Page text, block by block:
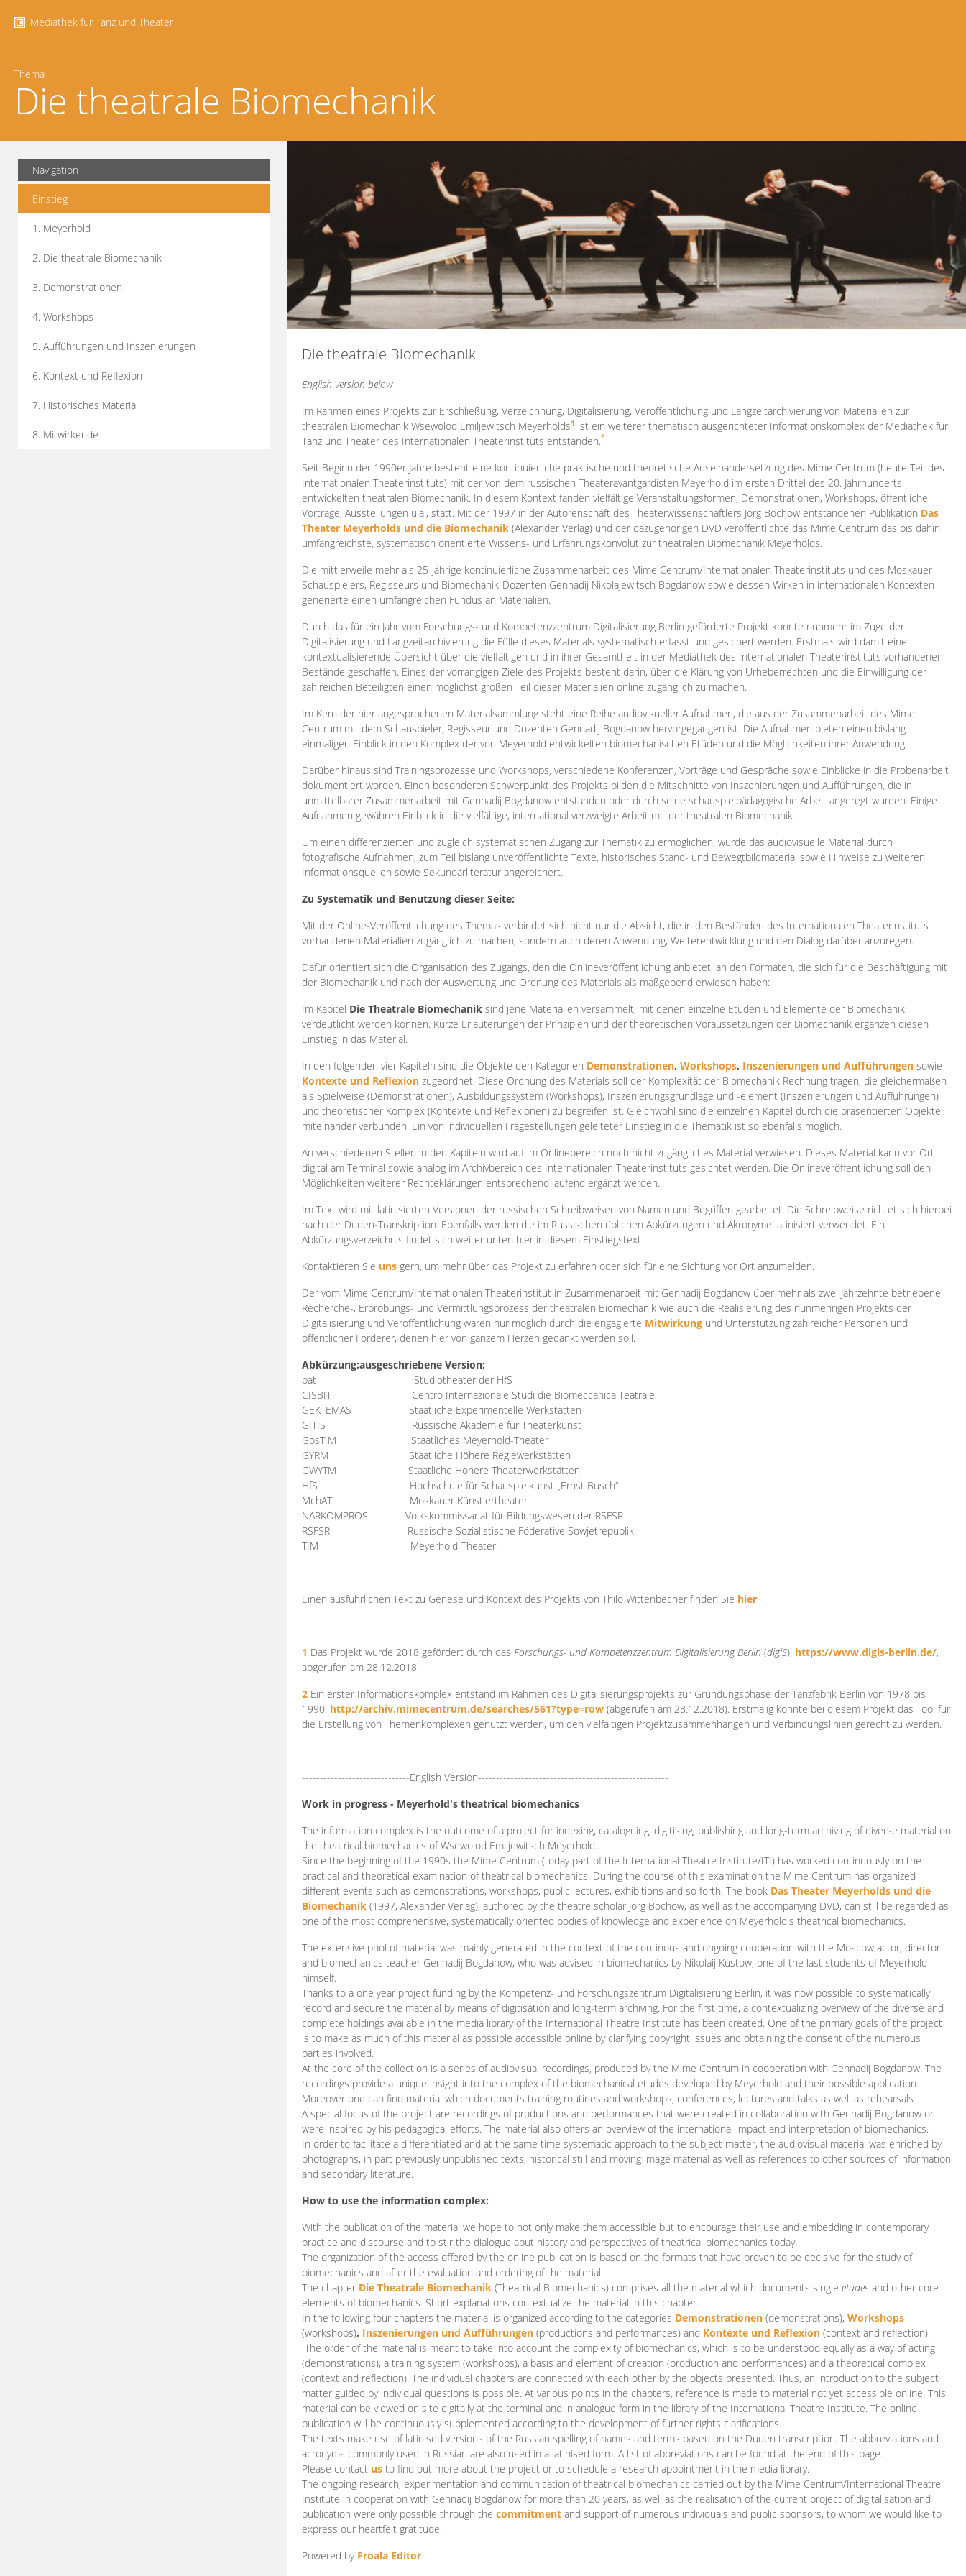
Mediathek für Tanz und Theater
Thema
Die theatrale Biomechanik
Navigation
Einstieg
1. Meyerhold
2. Die theatrale Biomechanik
3. Demonstrationen
4. Workshops
5. Aufführungen und Inszenierungen
6. Kontext und Reflexion
7. Historisches Material
8. Mitwirkende
Die theatrale Biomechanik
English version below
Im Rahmen eines Projekts zur Erschließung, Verzeichnung, Digitalisierung, Veröffentlichung und Langzeitarchivierung von Materialien zur
theatralen Biomechanik Wsewolod Emiljewitsch Meyerholds1 ist ein weiterer thematisch ausgerichteter Informationskomplex der Mediathek für
Tanz und Theater des Internationalen Theaterinstituts entstanden.2
Seit Beginn der 1990er Jahre besteht eine kontinuierliche praktische und theoretische Auseinandersetzung des Mime Centrum (heute Teil des
Internationalen Theaterinstituts) mit der von dem russischen Theateravantgardisten Meyerhold im ersten Drittel des 20. Jahrhunderts
entwickelten theatralen Biomechanik. In diesem Kontext fanden vielfältige Veranstaltungsformen, Demonstrationen, Workshops, öffentliche
Vorträge, Ausstellungen u.a., statt. Mit der 1997 in der Autorenschaft des Theaterwissenschaftlers Jörg Bochow entstandenen Publikation Das
Theater Meyerholds und die Biomechanik (Alexander Verlag) und der dazugehörigen DVD veröffentlichte das Mime Centrum das bis dahin
umfangreichste, systematisch orientierte Wissens- und Erfahrungskonvolut zur theatralen Biomechanik Meyerholds.
Die mittlerweile mehr als 25-jährige kontinuierliche Zusammenarbeit des Mime Centrum/Internationalen Theaterinstituts und des Moskauer
Schauspielers, Regisseurs und Biomechanik-Dozenten Gennadij Nikolajewitsch Bogdanow sowie dessen Wirken in internationalen Kontexten
generierte einen umfangreichen Fundus an Materialien.
Durch das für ein Jahr vom Forschungs- und Kompetenzzentrum Digitalisierung Berlin geförderte Projekt konnte nunmehr im Zuge der
Digitalisierung und Langzeitarchivierung die Fülle dieses Materials systematisch erfasst und gesichert werden. Erstmals wird damit eine
kontextualisierende Übersicht über die vielfältigen und in ihrer Gesamtheit in der Mediathek des Internationalen Theaterinstituts vorhandenen
Bestände geschaffen. Eines der vorrangigen Ziele des Projekts besteht darin, über die Klärung von Urheberrechten und die Einwilligung der
zahlreichen Beteiligten einen möglichst großen Teil dieser Materialien online zugänglich zu machen.
Im Kern der hier angesprochenen Materialsammlung steht eine Reihe audiovisueller Aufnahmen, die aus der Zusammenarbeit des Mime
Centrum mit dem Schauspieler, Regisseur und Dozenten Gennadij Bogdanow hervorgegangen ist. Die Aufnahmen bieten einen bislang
einmaligen Einblick in den Komplex der von Meyerhold entwickelten biomechanischen Etüden und die Möglichkeiten ihrer Anwendung.
Darüber hinaus sind Trainingsprozesse und Workshops, verschiedene Konferenzen, Vorträge und Gespräche sowie Einblicke in die Probenarbeit
dokumentiert worden. Einen besonderen Schwerpunkt des Projekts bilden die Mitschnitte von Inszenierungen und Aufführungen, die in
unmittelbarer Zusammenarbeit mit Gennadij Bogdanow entstanden oder durch seine schauspielpädagogische Arbeit angeregt wurden. Einige
Aufnahmen gewähren Einblick in die vielfältige, international verzweigte Arbeit mit der theatralen Biomechanik.
Um einen differenzierten und zugleich systematischen Zugang zur Thematik zu ermöglichen, wurde das audiovisuelle Material durch
fotografische Aufnahmen, zum Teil bislang unveröffentlichte Texte, historisches Stand- und Bewegtbildmaterial sowie Hinweise zu weiteren
Informationsquellen sowie Sekundärliteratur angereichert.
Zu Systematik und Benutzung dieser Seite:
Mit der Online-Veröffentlichung des Themas verbindet sich nicht nur die Absicht, die in den Beständen des Internationalen Theaterinstituts
vorhandenen Materialien zugänglich zu machen, sondern auch deren Anwendung, Weiterentwicklung und den Dialog darüber anzuregen.
Dafür orientiert sich die Organisation des Zugangs, den die Onlineveröffentlichung anbietet, an den Formaten, die sich für die Beschäftigung mit
der Biomechanik und nach der Auswertung und Ordnung des Materials als maßgebend erwiesen haben:
Im Kapitel Die Theatrale Biomechanik sind jene Materialien versammelt, mit denen einzelne Etüden und Elemente der Biomechanik
verdeutlicht werden können. Kurze Erläuterungen der Prinzipien und der theoretischen Voraussetzungen der Biomechanik ergänzen diesen
Einstieg in das Material.
In den folgenden vier Kapiteln sind die Objekte den Kategorien Demonstrationen, Workshops, Inszenierungen und Aufführungen sowie
Kontexte und Reflexion zugeordnet. Diese Ordnung des Materials soll der Komplexität der Biomechanik Rechnung tragen, die gleichermaßen
als Spielweise (Demonstrationen), Ausbildungssystem (Workshops), Inszenierungsgrundlage und -element (Inszenierungen und Aufführungen)
und theoretischer Komplex (Kontexte und Reflexionen) zu begreifen ist. Gleichwohl sind die einzelnen Kapitel durch die präsentierten Objekte
miteinander verbunden. Ein von individuellen Fragestellungen geleiteter Einstieg in die Thematik ist so ebenfalls möglich.
An verschiedenen Stellen in den Kapiteln wird auf im Onlinebereich noch nicht zugängliches Material verwiesen. Dieses Material kann vor Ort
digital am Terminal sowie analog im Archivbereich des Internationalen Theaterinstituts gesichtet werden. Die Onlineveröffentlichung soll den
Möglichkeiten weiterer Rechteklärungen entsprechend laufend ergänzt werden.
Im Text wird mit latinisierten Versionen der russischen Schreibweisen von Namen und Begriffen gearbeitet. Die Schreibweise richtet sich hierbei
nach der Duden-Transkription. Ebenfalls werden die im Russischen üblichen Abkürzungen und Akronyme latinisiert verwendet. Ein
Abkürzungsverzeichnis findet sich weiter unten hier in diesem Einstiegstext
Kontaktieren Sie uns gern, um mehr über das Projekt zu erfahren oder sich für eine Sichtung vor Ort anzumelden.
Der vom Mime Centrum/Internationalen Theaterinstitut in Zusammenarbeit mit Gennadij Bogdanow über mehr als zwei Jahrzehnte betriebene
Recherche-, Erprobungs- und Vermittlungsprozess der theatralen Biomechanik wie auch die Realisierung des nunmehrigen Projekts der
Digitalisierung und Veröffentlichung waren nur möglich durch die engagierte Mitwirkung und Unterstützung zahlreicher Personen und
öffentlicher Förderer, denen hier von ganzem Herzen gedankt werden soll.
Abkürzung:ausgeschriebene Version:
bat
Studiotheater der HfS
CISBIT
Centro Internazionale Studi die Biomeccanica Teatrale
GEKTEMAS
Staatliche Experimentelle Werkstätten
GITIS
Russische Akademie für Theaterkunst
GosTIM
Staatliches Meyerhold-Theater
GYRM
Staatliche Höhere Regiewerkstätten
GWYTM
Staatliche Höhere Theaterwerkstätten
HfS
Hochschule für Schauspielkunst „Ernst Busch“
MchAT
Moskauer Künstlertheater
NARKOMPROS
Volkskommissariat für Bildungswesen der RSFSR
RSFSR
Russische Sozialistische Föderative Sowjetrepublik
TIM Meyerhold-Theater
Einen ausführlichen Text zu Genese und Kontext des Projekts von Thilo Wittenbecher finden Sie hier
1 Das Projekt wurde 2018 gefördert durch das Forschungs- und Kompetenzzentrum DigitalisierungBerlin (digiS), https://www.digis-berlin.de/,
abgerufen am 28.12.2018.
2 Ein erster Informationskomplex entstand im Rahmen des Digitalisierungsprojekts zur Gründungsphase der Tanzfabrik Berlin von 1978 bis
1990: http://archiv.mimecentrum.de/searches/561?type=row (abgerufen am 28.12.2018). Erstmalig konnte bei diesem Projekt das Tool für
die Erstellung von Themenkomplexen genutzt werden, um den vielfältigen Projektzusammenhängen und Verbindungslinien gerecht zu werden.
------------------------------English Version-----------------------------------------------------
Work in progress - Meyerhold's theatrical biomechanics
The information complex is the outcome of a project for indexing, cataloguing, digitising, publishing and long-term archiving of diverse material on
the theatrical biomechanics of Wsewolod Emiljewitsch Meyerhold.
Since the beginning of the 1990s the Mime Centrum (today part of the International Theatre Institute/ITI) has worked continuously on the
practical and theoretical examination of theatrical biomechanics. During the course of this examination the Mime Centrum has organized
different events such as demonstrations, workshops, public lectures, exhibitions and so forth. The book Das Theater Meyerholds und die
Biomechanik (1997, Alexander Verlag), authored by the theatre scholar Jörg Bochow, as well as the accompanying DVD, can still be regarded as
one of the most comprehensive, systematically oriented bodies of knowledge and experience on Meyerhold's theatrical biomechanics.
The extensive pool of material was mainly generated in the context of the continous and ongoing cooperation with the Moscow actor, director
and biomechanics teacher Gennadij Bogdanow, who was advised in biomechanics by Nikolaij Kustow, one of the last students of Meyerhold
himself.
Thanks to a one year project funding by the Kompetenz- und Forschungszentrum Digitalisierung Berlin, it was now possible to systematically
record and secure the material by means of digitisation and long-term archiving. For the first time, a contextualizing overview of the diverse and
complete holdings available in the media library of the International Theatre Institute has been created. One of the primary goals of the project
is to make as much of this material as possible accessible online by clarifying copyright issues and obtaining the consent of the numerous
parties involved.
At the core of the collection is a series of audiovisual recordings, produced by the Mime Centrum in cooperation with Gennadij Bogdanow. The
recordings provide a unique insight into the complex of the biomechanical etudes developed by Meyerhold and their possible application.
Moreover one can find material which documents training routines and workshops, conferences, lectures and talks as well as rehearsals.
A special focus of the project are recordings of productions and performances that were created in collaboration with Gennadij Bogdanow or
were inspired by his pedagogical efforts. The material also offers an overview of the international impact and interpretation of biomechanics.
In order to facilitate a differentiated and at the same time systematic approach to the subject matter, the audiovisual material was enriched by
photographs, in part previously unpublished texts, historical still and moving image material as well as references to other sources of information
and secondary literature.
How to use the information complex:
With the publication of the material we hope to not only make them accessible but to encourage their use and embedding in contemporary
practice and discourse and to stir the dialogue abut history and perspectives of theatrical biomechanics today.
The organization of the access offered by the online publication is based on the formats that have proven to be decisive for the study of
biomechanics and after the evaluation and ordering of the material:
The chapter Die Theatrale Biomechanik (Theatrical Biomechanics) comprises all the material which documents single etudes and other core
elements of biomechanics. Short explanations contextualize the material in this chapter.
In the following four chapters the material is organized according to the categories Demonstrationen (demonstrations), Workshops
(workshops), Inszenierungen und Aufführungen (productions and performances) and Kontexte und Reflexion (context and reflection).
The order of the material is meant to take into account the complexity of biomechanics, which is to be understood equally as a way of acting
(demonstrations), a training system (workshops), a basis and element of creation (production and performances) and a theoretical complex
(context and reflection). The individual chapters are connected with each other by the objects presented. Thus, an introduction to the subject
matter guided by individual questions is possible. At various points in the chapters, reference is made to material not yet accessible online. This
material can be viewed on site digitally at the terminal and in analogue form in the library of the International Theatre Institute. The online
publication will be continuously supplemented according to the development of further rights clarifications.
The texts make use of latinised versions of the Russian spelling of names and terms based on the Duden transcription. The abbreviations and
acronyms commonly used in Russian are also used in a latinised form. A list of abbreviations can be found at the end of this page.
Please contact us to find out more about the project or to schedule a research appointment in the media library.
The ongoing research, experimentation and communication of theatrical biomechanics carried out by the Mime Centrum/International Theatre
Institute in cooperation with Gennadij Bogdanow for more than 20 years, as well as the realisation of the current project of digitalisation and
publication were only possible through the commitment and support of numerous individuals and public sponsors, to whom we would like to
express our heartfelt gratitude.
Powered by Froala Editor